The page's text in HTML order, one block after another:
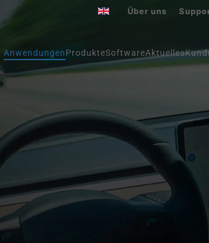
Über uns
AnwendungenProdukteSoftwareAktuelles